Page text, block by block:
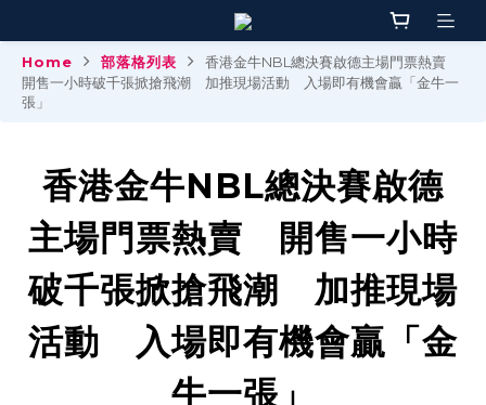
Home 部落格列表
香港金牛NBL總決賽啟德主場門票熱賣
開售一小時破千張掀搶飛潮 加推現場活動 入場即有機會贏「金牛一
張」
香港金牛NBL總決賽啟德
主場門票熱賣 開售一小時
破千張掀搶飛潮 加推現場
活動 入場即有機會贏「金
牛一張」